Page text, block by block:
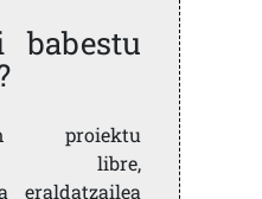
babestu
proiektu
libre,
eraldatzailea